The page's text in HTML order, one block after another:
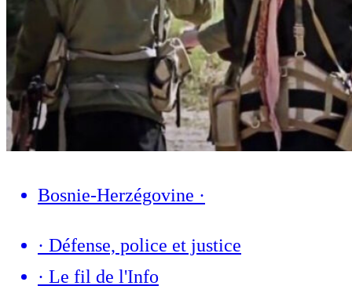
Bosnie-Herzégovine ·
· Défense, police et justice
· Le fil de l'Info